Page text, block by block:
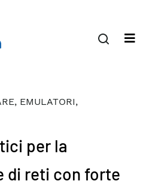
EMULATORI,
per la
di reti con forte